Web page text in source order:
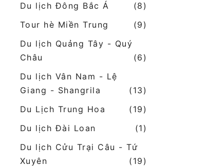
Du lịch Đông Bắc Á
(8)
Tour hè Miền Trung
(9)
Du lịch Quảng Tây - Quý
Châu
(6)
Du lịch Vân Nam - Lệ
Giang - Shangrila
(13)
Du Lịch Trung Hoa
(19)
Du lịch Đài Loan
(1)
Du lịch Cửu Trại Câu - Tứ
Xuyên
(19)